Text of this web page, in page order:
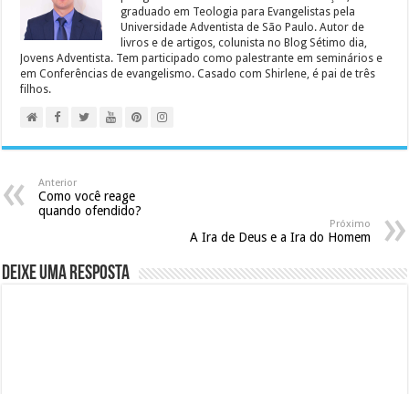
graduado em Teologia para Evangelistas pela
Universidade Adventista de São Paulo. Autor de
livros e de artigos, colunista no Blog Sétimo dia,
Jovens Adventista. Tem participado como palestrante em seminários e
em Conferências de evangelismo. Casado com Shirlene, é pai de três
filhos.
Anterior
Como você reage
quando ofendido?
Próximo
A Ira de Deus e a Ira do Homem
Deixe uma resposta